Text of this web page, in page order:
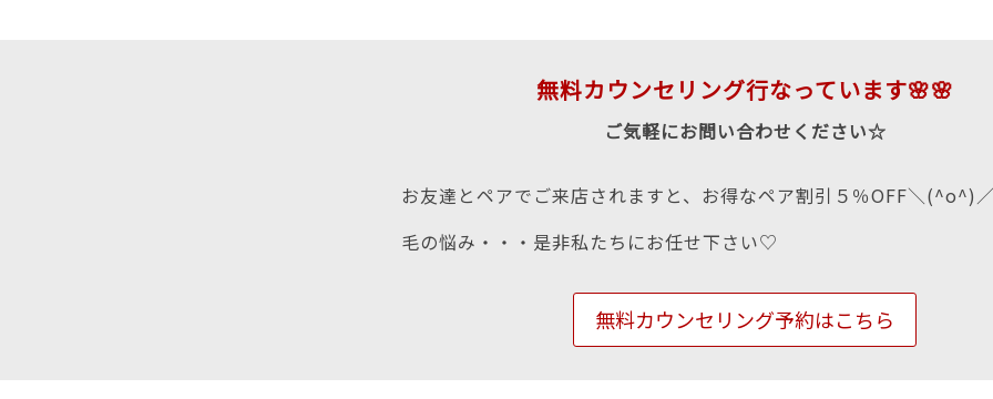
無料カウンセリング行なっています🌸🌸
ご気軽にお問い合わせください☆
お友達とペアでご来店されますと、お得なペア割引５％OFF＼(^o^)
毛の悩み・・・是非私たちにお任せ下さい♡
無料カウンセリング予約はこちら